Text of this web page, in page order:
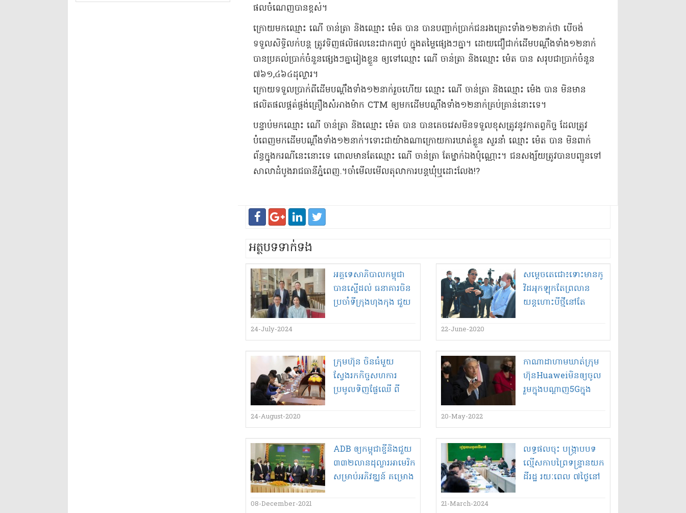
ផលចំណេញ​បាន​ខ្ពស់​។​
​ក្រោយមក​ឈ្មោះ ណើ ចាន់​ត្រា និង​ឈ្មោះ ម៉េ​ត បាន បានបញ្ជាក់​ប្រាក់​ជនរងគ្រោះ​ទាំង​១២​នាក់​ថា បើ​ចង់​
ទទួល​សិទ្ធិ​លក់​បន្ដ ត្រូវ​ទិញ​ផ​លិ​ផល​នេះ​ជា​កញ្ចប់ ក្នុងតម្លៃ​ផ្សេងៗ​គ្នា​។ ដោយ​ជឿជាក់​ដើមបណ្ដឹង​ទាំង​១២​នាក់
បានប្រគល់​ប្រាក់​ចំនួន​ផ្សេងៗ​គ្នា​រៀងខ្លួន ឲ្យ​ទៅ​ឈ្មោះ ណើ ចាន់​ត្រា និង​ឈ្មោះ ម៉េ​ត បាន សរុប​ជា​ប្រាក់​ចំនួន
៧៦១,៤៦៤​ដុល្លារ​។​
​ក្រោយ​ទទួល​ប្រាក់​ពី​ដើមបណ្ដឹង​ទាំង​១២​នាក់​រួចហើយ ឈ្មោះ ណើ ចាន់​ត្រា និង​ឈ្មោះ ម៉េង បាន មិនមាន​
ផលិតផល​ផ្គត់ផ្គង់​គ្រឿងសំអាង​ម៉ាក CTM ឲ្យ​មក​ដើមបណ្ដឹង​ទាំង​១២​នាក់​គ្រប់គ្រាន់​នោះទេ​។
បន្ទាប់មក​ឈ្មោះ ណើ ចាន់​ត្រា និង​ឈ្មោះ ម៉េ​ត បាន បានគេច​វេស​មិន​ទទួលខុសត្រូវ​នូវ​កាតព្វកិច្ច ដែល​ត្រូវ
បំពេញ​មក​ដើមបណ្ដឹង​ទាំង​១២​នាក់​។​​ទោះជា​យ៉ាងណា​ក្រោយ​ការឃាត់ខ្លួន សួរនាំ ឈ្មោះ ម៉េ​ត បាន មិន​ពាក់
ព័ន្ធ​ក្នុងករណីនេះ​នោះទេ ពោល​មានតែ​ឈ្មោះ ណើ ចាន់​ត្រា តែម្នាក់ឯង​ប៉ុណ្ណោះ​។ ជនសង្ស័យ​ត្រូវបាន​បញ្ជូនទៅ​
សាលាដំបូង​រាជធានី​ភ្នំពេញ​.​។​ចាំមើល​មើល​តុលាការ​បន្ត​ឃុំ​ឬ​ដោះលែង​!?
អត្ថបទទាក់ទង
អគ្គទេសាភិបាល​កម្ពុជា
បានស្នើ​ដល់ ធនាគារ​ចិន
ប្រចាំ​ទីក្រុង​ហុងកុង ជួយ​
ជ្រើស​ក្រដាសប្រាក់​ដុល្លារ​
អាមេរិក​ពី​កម្ពុជា​
24-July-2024
សម្តេច​តេ​ជោ​៖​ទោះ​មាន​កូ​
វិដ​អុកឡុក​តែ​ព្រលាន
យន្តហោះ​បី​ថ្មី​នៅតែ​
22-June-2020
ក្រុមហ៊ុន ចិន​ធំ​មួយ​
ស្វែងរក​កិច្ចសហការ
ប្រមូល​ទិញ​ផ្លែឈើ ពី​
24-August-2020
កាណាដា​ហាមឃាត់​ក្រុម
ហ៊ុន​Huawei​មិន​ឲ្យ​ចូល
រួម​ក្នុង​បណ្តាញ​5G​ក្នុង
20-May-2022
ADB ឲ្យ​កម្ពុជា​ខ្ចី​និង​ជួយ​
៣៣២​លាន​ដុល្លារ​អាមេរិក​
សម្រាប់​អភិ​វ​ឌ្ឈ​ន៍ គម្រោង
08-December-2021
លទ្ធផល​ចុះ បង្ក្រាប​បទ
ល្មើស​កាប​ព្រៃ​ទន្ទ្រាន​យក​
ដី​រដ្ឋ រយៈពេល ៧​ថ្ងៃ​នៅ​
21-March-2024